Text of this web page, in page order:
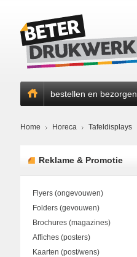
bestellen en bezorgen
Home Horeca Tafeldisplays
Reklame & Promotie
Flyers (ongevouwen)
Folders (gevouwen)
Brochures (magazines)
Affiches (posters)
Kaarten (post/wens)